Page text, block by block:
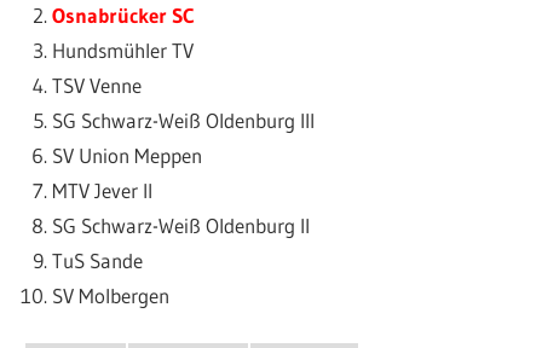
Osnabrücker SC
Hundsmühler TV
TSV Venne
SG Schwarz-Weiß Oldenburg III
SV Union Meppen
MTV Jever II
SG Schwarz-Weiß Oldenburg II
TuS Sande
SV Molbergen